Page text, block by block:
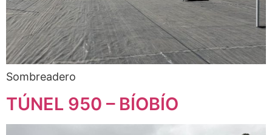
Sombreadero
TÚNEL 950 – BÍOBÍO